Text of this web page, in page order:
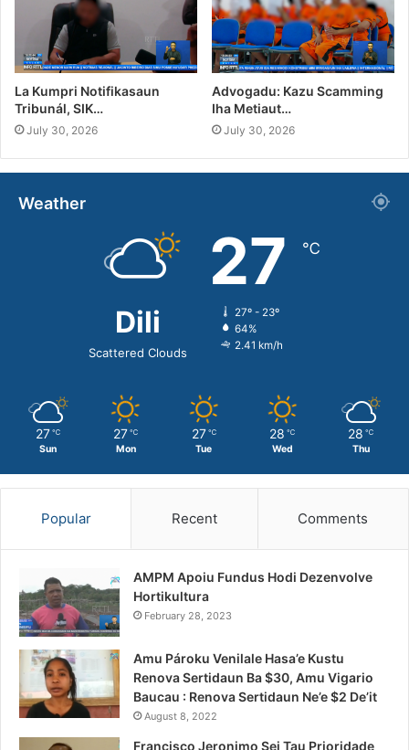
La Kumpri Notifikasaun
Tribunál, SIK…
July 30, 2026
Advogadu: Kazu Scamming
Iha Metiaut…
July 30, 2026
Weather
Dili
Scattered Clouds
27 ℃
27º - 23º
64%
2.41 km/h
27 ℃
Sun
27 ℃
Mon
27 ℃
Tue
28 ℃
Wed
28 ℃
Thu
Popular Recent Comments
AMPM Apoiu Fundus Hodi Dezenvolve
Hortikultura
February 28, 2023
Amu Pároku Venilale Hasa’e Kustu
Renova Sertidaun Ba $30, Amu Vigario
Baucau : Renova Sertidaun Ne’e $2 De’it
August 8, 2022
Francisco Jeronimo Sei Tau Prioridade